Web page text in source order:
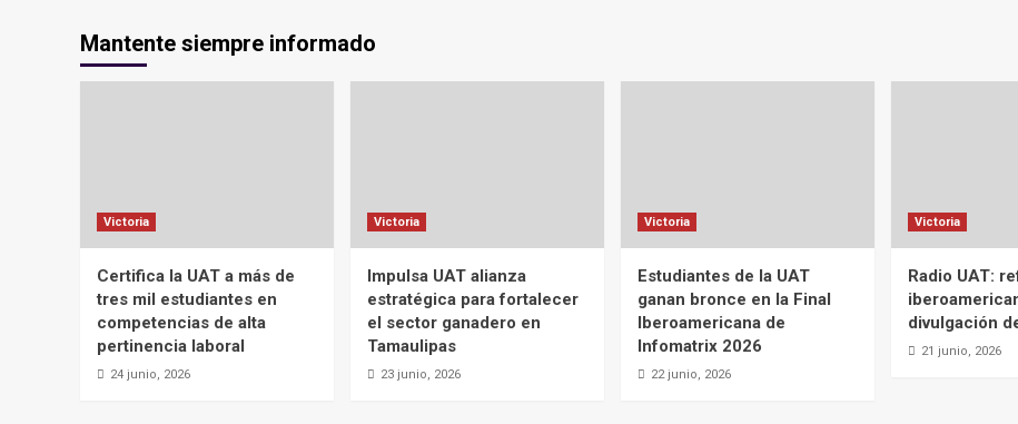
Mantente siempre informado
Victoria
Certifica la UAT a más de
tres mil estudiantes en
competencias de alta
pertinencia laboral
24 junio, 2026
Victoria
Impulsa UAT alianza
estratégica para fortalecer
el sector ganadero en
Tamaulipas
23 junio, 2026
Victoria
Estudiantes de la UAT
ganan bronce en la Final
Iberoamericana de
Infomatrix 2026
22 junio, 2026
Victoria
Radio UAT:
divulgación
21 junio, 2026